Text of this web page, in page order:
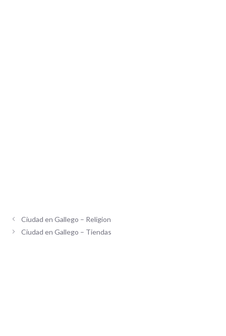
Ciudad en Gallego – Religion
Ciudad en Gallego – Tiendas